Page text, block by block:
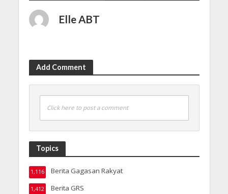
Elle ABT
Add Comment
Click here to post a comment
Topics
Berita Gagasan Rakyat
1,116
Berita GRS
1,412